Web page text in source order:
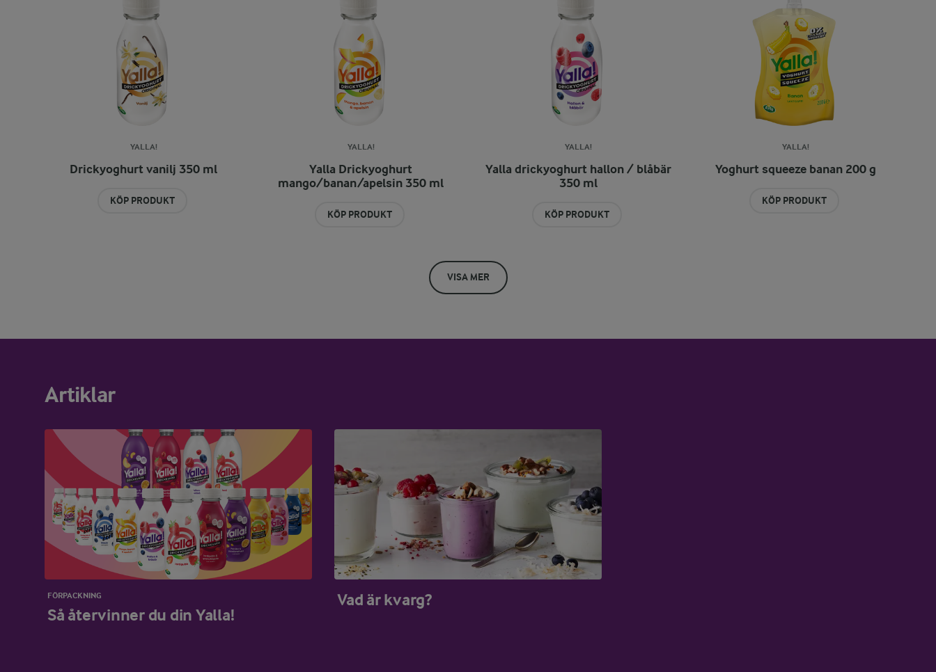
YALLA!
Drickyoghurt vanilj 350 ml
KÖP PRODUKT
YALLA!
Yalla Drickyoghurt
mango/banan/apelsin 350 ml
KÖP PRODUKT
YALLA!
Yalla drickyoghurt hallon / blåbär
350 ml
KÖP PRODUKT
YALLA!
Yoghurt squeeze banan 200 g
KÖP PRODUKT
VISA MER
Artiklar
FÖRPACKNING
Så återvinner du din Yalla!
Vad är kvarg?